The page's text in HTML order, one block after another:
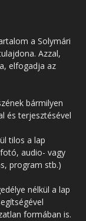
a Solymári
Azzal,
elfogadja az
bármilyen
és terjesztésével
tilos a lap
audio- vagy
program stb.)
nélkül a lap
formában is.